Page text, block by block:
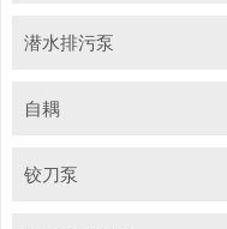
潜水排污泵
自耦
铰刀泵